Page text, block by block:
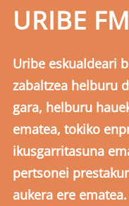
URIBE FM
Uribe eskualdeari
zabaltzea helburu
gara, helburu
ematea, tokiko
ikusgarritasuna
pertsonei
aukera ere ematea.